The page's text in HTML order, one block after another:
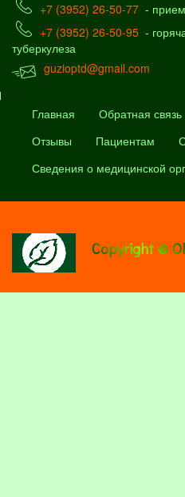
+7 (3952) 26-50-77 -
+7 (3952) 26-50-95 -
туберкулеза
guzioptd@gmail.com
Главная Обратная
Отзывы
Пациентам
Сведения о медицинской
Copyright ©